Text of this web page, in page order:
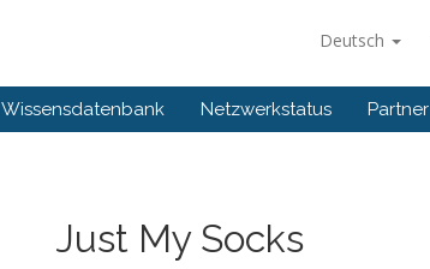
Deutsch
Wissensdatenbank Netzwerkstatus Partner
Just My Socks